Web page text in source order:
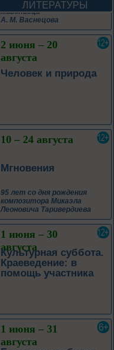
ЛИТЕРАТУРЫ
2 июня – 20
августа
Человек и природа
Мгновения
95 лет со дня рождения
Леоновича Таривердиева
1 июня – 30
августа
Культурная суббота.
Краеведение: в
помощь участника
августа
Безопасным будет
путь!